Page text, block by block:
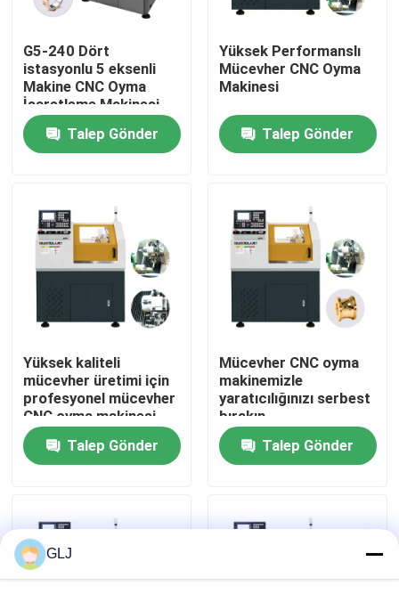
Ana Sayfa
Ürünler
Hakkımızda
Fabrika turu
Kalite kontrolü
Bize Ulaşın
Durumlar
Blog
G5-240 Dört
istasyonlu 5 eksenli
Makine CNC Oyma
İşaretleme Makinesi
CNC Altın Takı 5
eksenli CNC Diş Freze
Makinesi Satılık
Talep Gönder
Yüksek Performanslı
Mücevher CNC Oyma
Makinesi
Talep Gönder
Yüksek kaliteli
mücevher üretimi için
profesyonel mücevher
CNC oyma makinesi
Talep Gönder
Mücevher CNC oyma
makinemizle
yaratıcılığınızı serbest
bırakın
Talep Gönder
GLJ